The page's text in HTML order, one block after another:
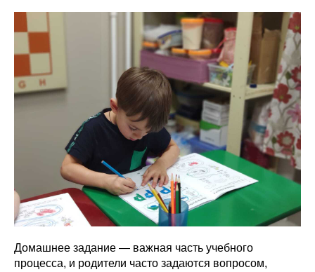
Домашнее задание — важная часть учебного
процесса, и родители часто задаются вопросом,